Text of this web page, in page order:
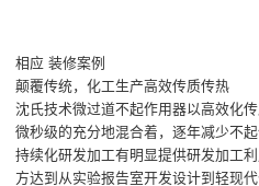
相应 装修案例
颠覆传统，化工生产高效传质传热
沈氏技术微过道不起作用器以高效化
微秒级的充分地混合着，逐年减少不
持续化研发加工有明显提供研发加工
方达到从实验报告室开发设计到轻现